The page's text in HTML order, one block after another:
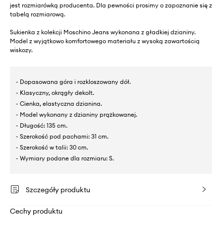
jest rozmiarówką producenta. Dla pewności prosimy o zapoznanie się z
tabelą rozmiarową.
Sukienka z kolekcji Moschino Jeans wykonana z gładkiej dzianiny.
Model z wyjątkowo komfortowego materiału z wysoką zawartością
wiskozy.
- Dopasowana góra i rozkloszowany dół.
- Klasyczny, okrągły dekolt.
- Cienka, elastyczna dzianina.
- Model wykonany z dzianiny prążkowanej.
- Długość: 135 cm.
- Szerokość pod pachami: 31 cm.
- Szerokość w talii: 30 cm.
- Wymiary podane dla rozmiaru: S.
Szczegóły produktu
Cechy produktu